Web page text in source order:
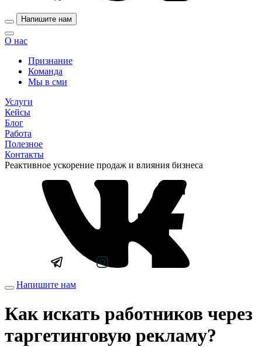
Напишите нам
О нас
Признание
Команда
Мы в сми
Услуги
Кейсы
Блог
Работа
Полезное
Контакты
Реактивное ускорение продаж и влияния бизнеса
Напишите нам
Как искать работников через
таргетинговую рекламу?